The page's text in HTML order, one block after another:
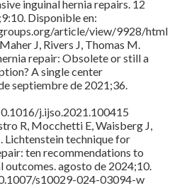
inguinal hernia repairs. 12
Disponible en:
article/view/9928/html
J, Rivers J, Thomas M.
repair: Obsolete or still a
A single center
septiembre de 2021;36.
j.ijso.2021.100415
R, Mocchetti E, Waisberg J,
Lichtenstein technique for
ten recommendations to
agosto de 2024;10.
s10029-024-03094-w